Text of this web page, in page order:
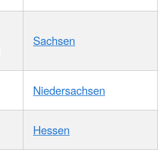
Sachsen
Niedersachsen
Hessen